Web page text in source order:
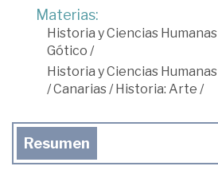
Materias:
Historia y Ciencias Humanas
Gótico /
Historia y Ciencias Humanas
/Canarias/Historia: Arte /
Resumen